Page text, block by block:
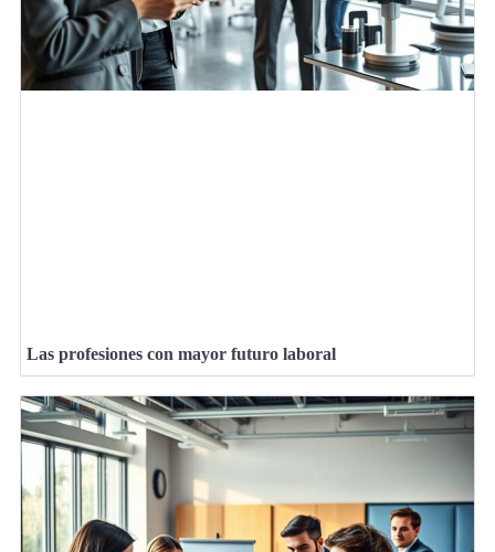
Las profesiones con mayor futuro laboral